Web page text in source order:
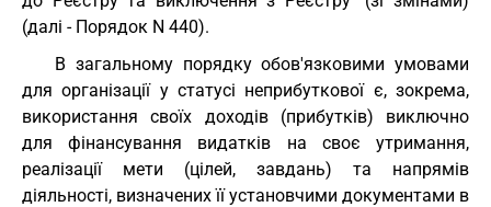
(далі - Порядок N 440).
В загальному порядку обов'язковими умовами
для організації у статусі неприбуткової є, зокрема,
використання своїх доходів (прибутків) виключно
для фінансування видатків на своє утримання,
реалізації мети (цілей, завдань) та напрямів
діяльності, визначених її установчими документами в